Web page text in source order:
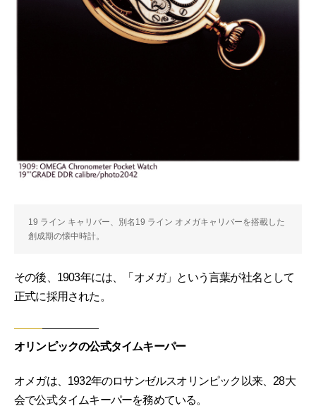
19 ライン キャリバー、別名19 ライン オメガキャリバーを搭載した
創成期の懐中時計。
その後、1903年には、「オメガ」という言葉が社名として
正式に採用された。
オリンピックの公式タイムキーパー
オメガは、1932年のロサンゼルスオリンピック以来、28大
会で公式タイムキーパーを務めている。